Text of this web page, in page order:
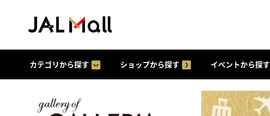
カテゴリから探す ショップから探す イベントから探す